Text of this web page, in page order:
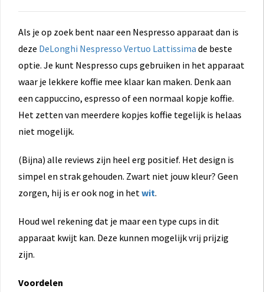
Als je op zoek bent naar een Nespresso apparaat dan is
deze DeLonghi Nespresso Vertuo Lattissima de beste
optie. Je kunt Nespresso cups gebruiken in het apparaat
waar je lekkere koffie mee klaar kan maken. Denk aan
een cappuccino, espresso of een normaal kopje koffie.
Het zetten van meerdere kopjes koffie tegelijk is helaas
niet mogelijk.
(Bijna) alle reviews zijn heel erg positief. Het design is
simpel en strak gehouden. Zwart niet jouw kleur? Geen
zorgen, hij is er ook nog in hetwit.
Houd wel rekening dat je maar een type cups in dit
apparaat kwijt kan. Deze kunnen mogelijk vrij prijzig
zijn.
Voordelen